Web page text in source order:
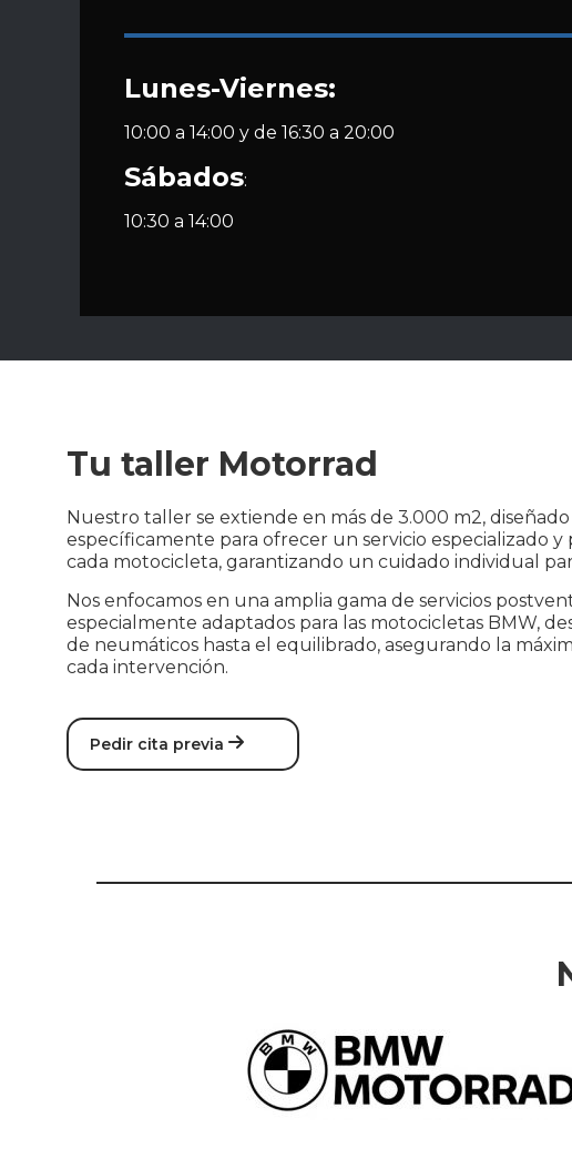
Lunes-Viernes:
10:00 a 14:00 y de 16:30 a 20:00
Sábados:
10:30 a 14:00
Tu taller Motorrad
Nuestro taller se extiende en más de 3.000 m2, diseñado
específicamente para ofrecer un servicio especializado y
cada motocicleta, garantizando un cuidado individual
Nos enfocamos en una amplia gama de servicios
especialmente adaptados para las motocicletas BMW,
de neumáticos hasta el equilibrado, asegurando la
cada intervención.
Pedir cita previa